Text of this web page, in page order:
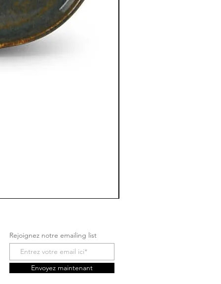
Rejoignez notre emailing list
Envoyez maintenant